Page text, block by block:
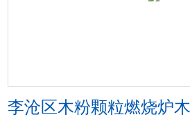
李沧区木粉颗粒燃烧炉